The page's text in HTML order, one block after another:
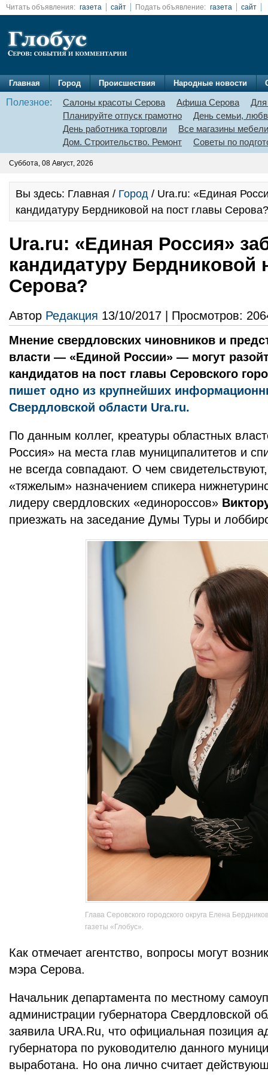
Читать объявления: газета сайт Подать объявление: газета сайт
Главная Город Происшествия Народные новости
Полезное: Салоны красоты Серова Афиша Серова
Для
Планируйте отпуск грамотно
День семьи,
День работника торговли
Все магазины мебели
Дом. Строительство. Ремонт
Советы по
Суббота, 08 Август, 2026
Вы здесь: Главная / Город / Ura.ru: «Единая
кандидатуру Бердниковой на пост главы Серова?
Ura.ru: «Единая Россия»
кандидатуру Бердниковой
Серова?
Автор Редакция 13/10/2017 | Просмотров:
Мнение свердловских чиновников и
власти — «Единой России» — могут
кандидатов на пост главы Серовского
пишет одно из крупнейших
Свердловской области Ura.ru.
По данным коллег, креатуры областных
Россия» на места глав муниципалитетов и
не всегда совпадают. О чем
«тяжелым» назначением спикера
лидеру свердловских «единороссов»
приезжать на заседание Думы Туры и
Глава Серовского городского округа Елена
газеты «Глобус».
Как отмечает агентство, вопросы могут
мэра Серова.
Начальник департамента по местному
администрации губернатора Свердловской
заявила URA.Ru, что официальная позиция
губернатора по руководителю данного
выработана. Но она лично считает